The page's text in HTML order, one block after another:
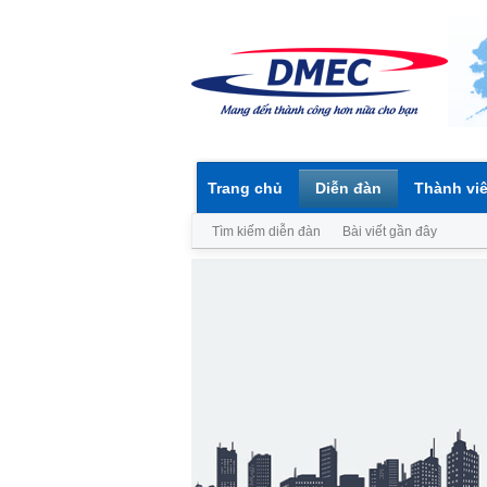
Trang chủ Diễn đàn
Tìm kiếm diễn đàn Bài viết gần đây
Thành